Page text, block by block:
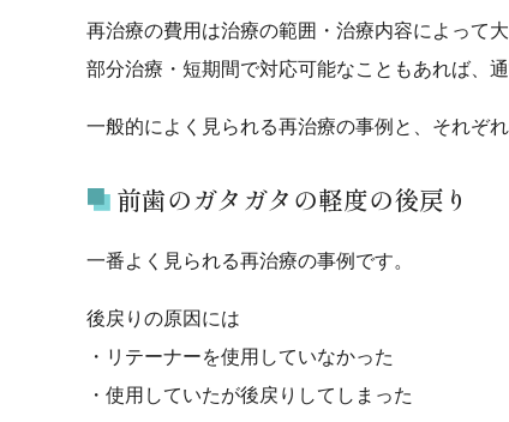
再治療の費用は治療の範囲・治療内容によって大
部分治療・短期間で対応可能なこともあれば、
一般的によく見られる再治療の事例と、それぞ
前歯のガタガタの軽度の後戻り
一番よく見られる再治療の事例です。
後戻りの原因には
・リテーナーを使用していなかった
・使用していたが後戻りしてしまった